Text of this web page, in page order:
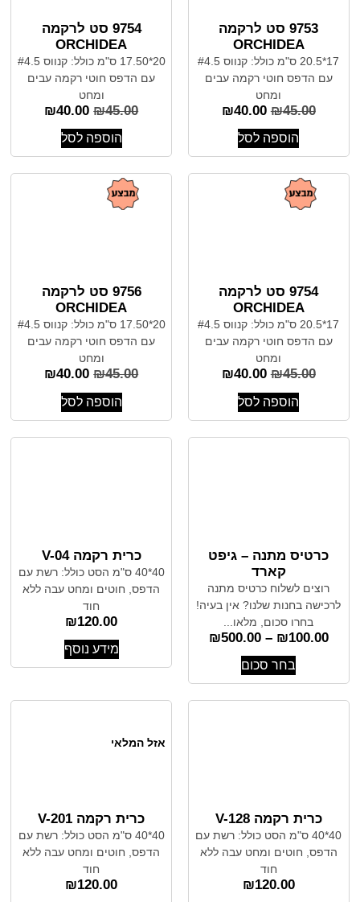
9753 סט לרקמה
ORCHIDEA
17*20.5 ס"מ כולל: קנווס #4.5
עם הדפס חוטי רקמה עבים
ומחט
₪45.00
₪40.00
הוספה לסל
9754 סט לרקמה
ORCHIDEA
20*17.50 ס"מ כולל: קנווס #4.5
עם הדפס חוטי רקמה עבים
ומחט
₪45.00
₪40.00
הוספה לסל
9754 סט לרקמה
ORCHIDEA
17*20.5 ס"מ כולל: קנווס #4.5
עם הדפס חוטי רקמה עבים
ומחט
₪45.00
₪40.00
הוספה לסל
9756 סט לרקמה
ORCHIDEA
20*17.50 ס"מ כולל: קנווס #4.5
עם הדפס חוטי רקמה עבים
ומחט
₪45.00
₪40.00
הוספה לסל
כרטיס מתנה – גיפט
קארד
רוצים לשלוח כרטיס מתנה
לרכישה בחנות שלנו? אין בעיה!
בחרו סכום, מלאו...
₪100.00
–
₪500.00
בחר סכום
כרית רקמה V-04
40*40 ס"מ הסט כולל: רשת עם
הדפס, חוטים ומחט עבה ללא
חוד
₪120.00
מידע נוסף
כרית רקמה V-128
40*40 ס"מ הסט כולל: רשת עם
הדפס, חוטים ומחט עבה ללא
חוד
₪120.00
אזל המלאי
כרית רקמה V-201
40*40 ס"מ הסט כולל: רשת עם
הדפס, חוטים ומחט עבה ללא
חוד
₪120.00